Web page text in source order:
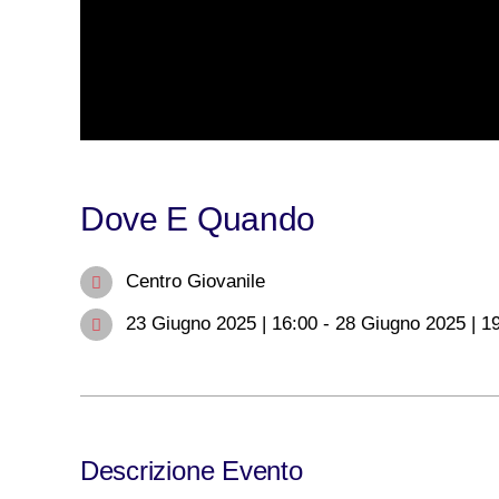
Dove E Quando
Centro Giovanile
23 Giugno 2025 | 16:00 - 28 Giugno 2025 |
Descrizione Evento